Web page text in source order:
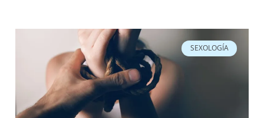
SEXOLOGÍA